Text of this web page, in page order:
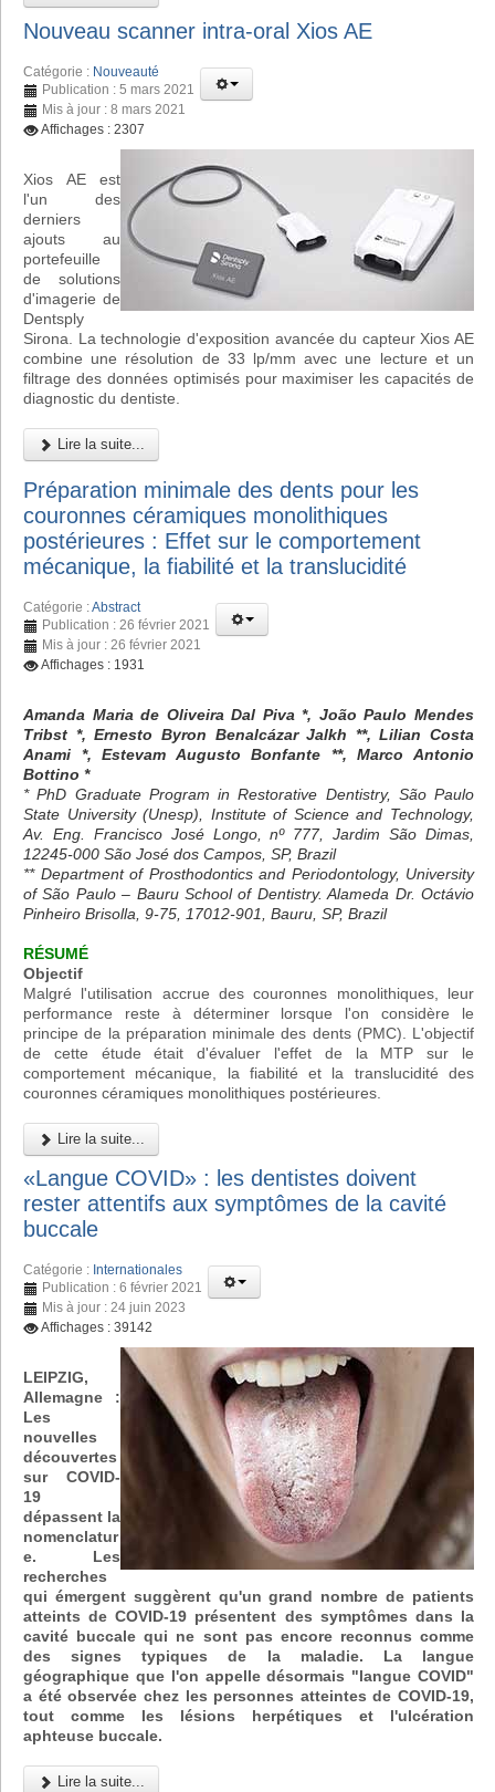
Nouveau scanner intra-oral Xios AE
Catégorie : Nouveauté
Publication : 5 mars 2021
Mis à jour : 8 mars 2021
Affichages : 2307
Xios AE est
l'un des
derniers
ajouts au
portefeuille
de solutions
d'imagerie de
Dentsply
Sirona. La technologie d'exposition avancée du capteur Xios AE
combine une résolution de 33 lp/mm avec une lecture et un
filtrage des données optimisés pour maximiser les capacités de
diagnostic du dentiste.
Lire la suite...
Préparation minimale des dents pour les
couronnes céramiques monolithiques
postérieures : Effet sur le comportement
mécanique, la fiabilité et la translucidité
Catégorie :Abstract
Publication : 26 février 2021
Mis à jour : 26 février 2021
Affichages : 1931
Amanda Maria de Oliveira Dal Piva *, João Paulo Mendes
Tribst *, Ernesto Byron Benalcázar Jalkh **, Lilian Costa
Anami *, Estevam Augusto Bonfante **, Marco Antonio
Bottino *
* PhD Graduate Program in Restorative Dentistry, São Paulo
State University (Unesp), Institute of Science and Technology,
Av. Eng. Francisco José Longo, nº 777, Jardim São Dimas,
12245-000 São José dos Campos, SP, Brazil
** Department of Prosthodontics and Periodontology, University
of São Paulo – Bauru School of Dentistry. Alameda Dr. Octávio
Pinheiro Brisolla, 9-75, 17012-901, Bauru, SP, Brazil
RÉSUMÉ
Objectif
Malgré l'utilisation accrue des couronnes monolithiques, leur
performance reste à déterminer lorsque l'on considère le
principe de la préparation minimale des dents (PMC). L'objectif
de cette étude était d'évaluer l'effet de la MTP sur le
comportement mécanique, la fiabilité et la translucidité des
couronnes céramiques monolithiques postérieures.
Lire la suite...
«Langue COVID» : les dentistes doivent
rester attentifs aux symptômes de la cavité
buccale
Catégorie : Internationales
Publication : 6 février 2021
Mis à jour : 24 juin 2023
Affichages : 39142
LEIPZIG,
Allemagne :
Les
nouvelles
découvertes
sur COVID-
19
dépassent la
nomenclatur
e. Les
recherches
qui émergent suggèrent qu'un grand nombre de patients
atteints de COVID-19 présentent des symptômes dans la
cavité buccale qui ne sont pas encore reconnus comme
des signes typiques de la maladie. La langue
géographique que l'on appelle désormais "langue COVID"
a été observée chez les personnes atteintes de COVID-19,
tout comme les lésions herpétiques et l'ulcération
aphteuse buccale.
Lire la suite...